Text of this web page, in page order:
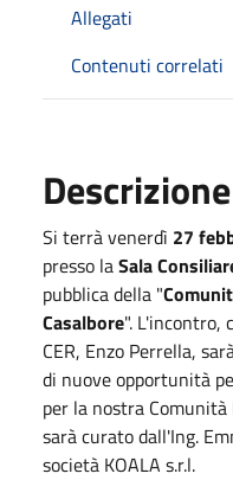
Allegati
Contenuti correlati
Descrizione
Si terrà venerdì 27
presso laSala
pubblica della "
Casalbore". L'incontro,
CER, Enzo Perrella,
di nuove opportunità
per la nostra
sarà curato dall'Ing.
società KOALA s.r.l.